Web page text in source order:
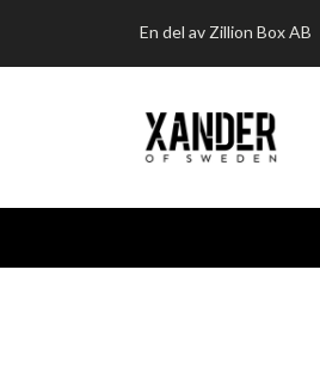
En del av Zillion Box AB